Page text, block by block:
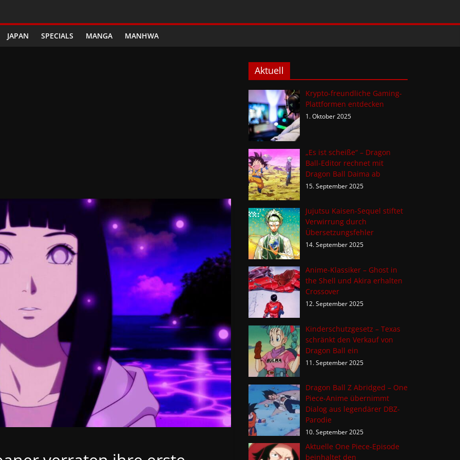
JAPAN SPECIALS MANGA MANHWA
Aktuell
Krypto-freundliche Gaming-
Plattformen entdecken
1. Oktober 2025
„Es ist scheiße“ – Dragon
Ball-Editor rechnet mit
Dragon Ball Daima ab
15. September 2025
Jujutsu Kaisen-Sequel stiftet
Verwirrung durch
Übersetzungsfehler
14. September 2025
Anime-Klassiker – Ghost in
the Shell und Akira erhalten
Crossover
12. September 2025
Kinderschutzgesetz – Texas
schränkt den Verkauf von
Dragon Ball ein
11. September 2025
Dragon Ball Z Abridged – One
Piece-Anime übernimmt
Dialog aus legendärer DBZ-
Parodie
10. September 2025
Aktuelle One Piece-Episode
beinhaltet den